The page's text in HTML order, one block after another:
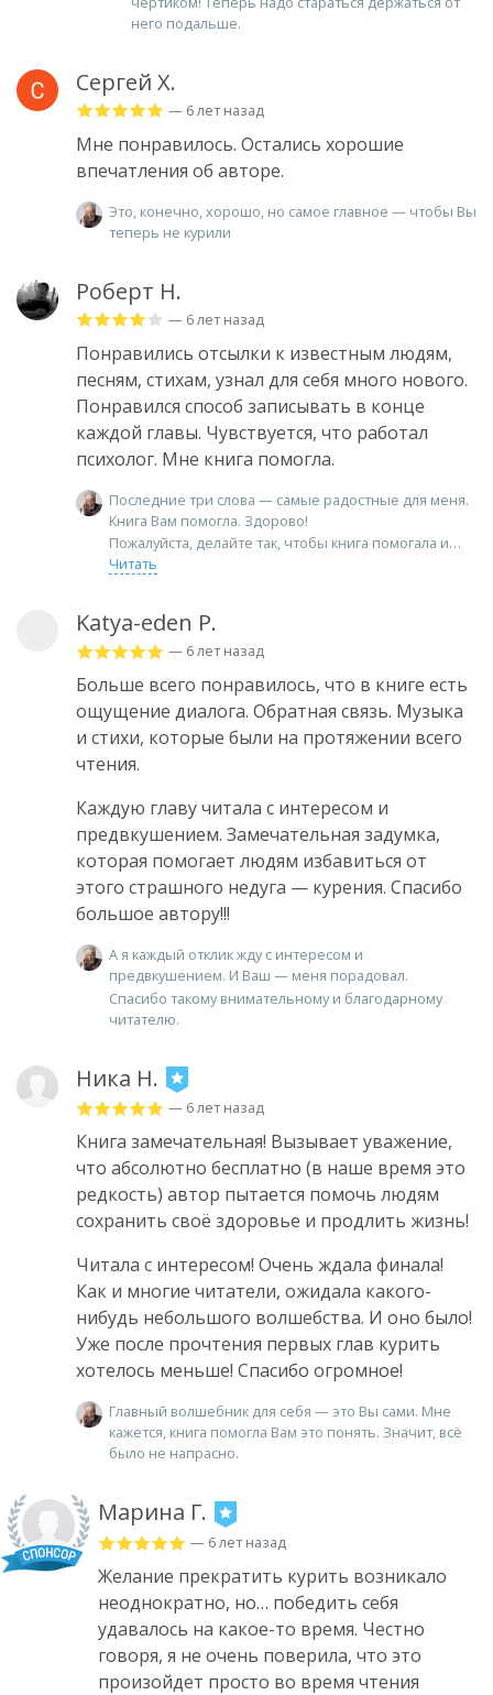
него подальше.
Сергей Х.
— 6 лет назад
Мне понравилось. Остались хорошие
впечатления об авторе.
Это, конечно, хорошо, но самое главное — чтобы Вы
теперь не курили
Роберт Н.
— 6 лет назад
Понравились отсылки к известным людям,
песням, стихам, узнал для себя много нового.
Понравился способ записывать в конце
каждой главы. Чувствуется, что работал
психолог. Мне книга помогла.
Последние три слова — самые радостные для меня.
Книга Вам помогла. Здорово!
Пожалуйста, делайте так, чтобы книга помогала и
Читать
Katya-eden P.
— 6 лет назад
Больше всего понравилось, что в книге есть
ощущение диалога. Обратная связь. Музыка
и стихи, которые были на протяжении всего
чтения.
Каждую главу читала с интересом и
предвкушением. Замечательная задумка,
которая помогает людям избавиться от
этого страшного недуга — курения. Спасибо
большое автору!!!
А я каждый отклик жду с интересом и
предвкушением. И Ваш — меня порадовал.
Спасибо такому внимательному и благодарному
читателю.
Ника Н.
— 6 лет назад
Книга замечательная! Вызывает уважение,
что абсолютно бесплатно (в наше время это
редкость) автор пытается помочь людям
сохранить своё здоровье и продлить жизнь!
Читала с интересом! Очень ждала финала!
Как и многие читатели, ожидала какого-
нибудь небольшого волшебства. И оно было!
Уже после прочтения первых глав курить
хотелось меньше! Спасибо огромное!
Главный волшебник для себя — это Вы сами. Мне
кажется, книга помогла Вам это понять. Значит, всё
было не напрасно.
Марина Г.
— 6 лет назад
Желание прекратить курить возникало
неоднократно, но… победить себя
удавалось на какое-то время. Честно
говоря, я не очень поверила, что это
произойдет просто во время чтения